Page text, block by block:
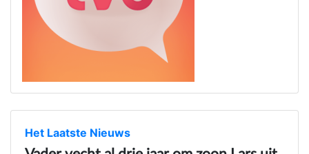
Het Laatste Nieuws